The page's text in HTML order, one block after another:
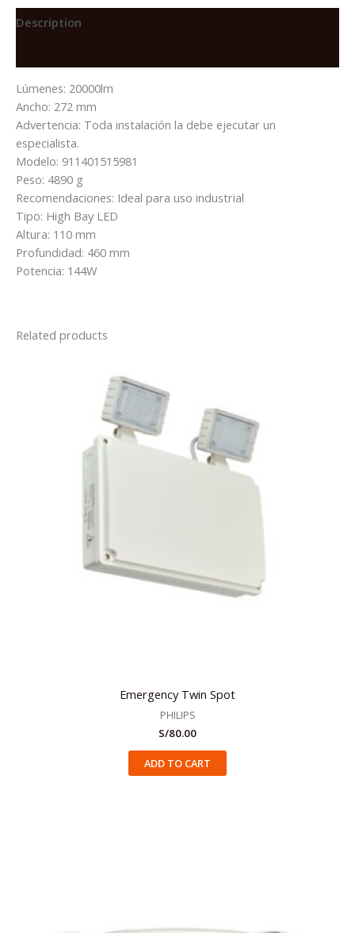
LED200/CW
GM
C/SENSOR
quantity
Description
Lúmenes: 20000lm
Ancho: 272 mm
Advertencia: Toda instalación la debe ejecutar un
especialista.
Modelo: 911401515981
Peso: 4890 g
Recomendaciones: Ideal para uso industrial
Tipo: High Bay LED
Altura: 110 mm
Profundidad: 460 mm
Potencia: 144W
Related products
Emergency Twin Spot
PHILIPS
S/80.00
ADD TO CART